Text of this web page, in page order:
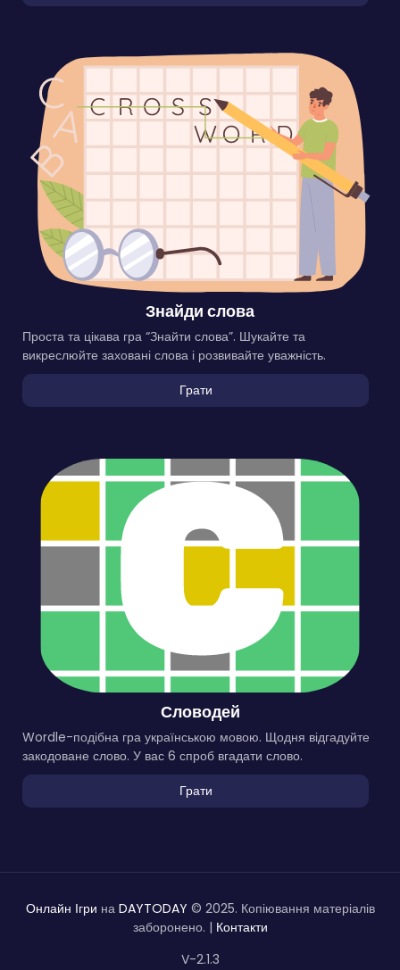
Знайди слова
Проста та цікава гра “Знайти слова”. Шукайте та
викреслюйте заховані слова і розвивайте уважність.
Грати
Словодей
Wordle-подібна гра українською мовою. Щодня відгадуйте
закодоване слово. У вас 6 спроб вгадати слово.
Грати
Онлайн Ігри на DAYTODAY © 2025. Копіювання матеріалів
заборонено. | Контакти
V-2.1.3